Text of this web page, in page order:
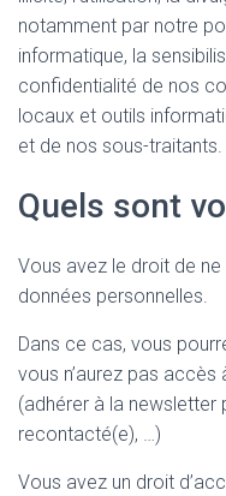
notamment par notre
informatique, la
confidentialité de nos
locaux et outils
et de nos sous-traitants.
Quels sont
Vous avez le droit de
données personnelles.
Dans ce cas, vous
vous n’aurez pas accès
(adhérer à la newsletter
recontacté(e), …)
Vous avez un droit